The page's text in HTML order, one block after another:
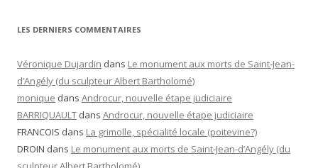
LES DERNIERS COMMENTAIRES
Véronique Dujardin dans Le monument aux morts de Saint-Jean-
d’Angély (du sculpteur Albert Bartholomé)
monique dans Androcur, nouvelle étape judiciaire
BARRIQUAULT dans Androcur, nouvelle étape judiciaire
FRANCOIS dans La grimolle, spécialité locale (poitevine?)
DROIN dans Le monument aux morts de Saint-Jean-d’Angély (du